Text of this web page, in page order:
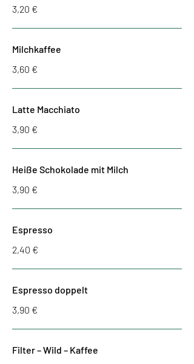
3,20 €
Milchkaffee
3,60 €
Latte Macchiato
3,90 €
Heiße Schokolade mit Milch
3,90 €
Espresso
2,40 €
Espresso doppelt
3,90 €
Filter – Wild – Kaffee